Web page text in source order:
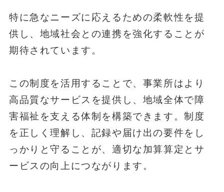
特に急なニーズに応えるための柔軟性を提
供し、地域社会との連携を強化することが
期待されています。
この制度を活用することで、事業所はより
高品質なサービスを提供し、地域全体で障
害福祉を支える体制を構築できます。制度
を正しく理解し、記録や届け出の要件をし
っかりと守ることが、適切な加算算定とサ
ービスの向上につながります。